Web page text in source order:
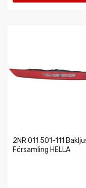
2NR 011 501-111
Församling HELLA